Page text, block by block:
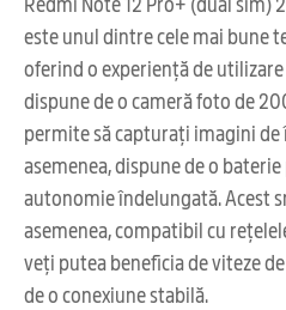
este unul dintre cele mai bune
oferind o experiență de
dispune de o cameră foto de
permite să capturați imagini de
asemenea, dispune de o
autonomie îndelungată. Acest
asemenea, compatibil cu
veți putea beneficia de viteze
de o conexiune stabilă.